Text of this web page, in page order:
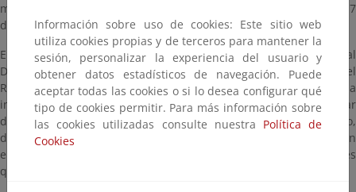
marítimo-terrestre mediante deslinde aprobado por O.M. de 17
de julio de 2007 (Expediente CNC12/25/36/0001).
En cumplimiento de lo dispuesto en el artículo 152 del Real
Decreto 876/2014, de 10 de octubre, por el que se aprueba el
Reglamento General de Costas, se somete el expediente iniciado a
información pública por plazo de veinte (20) días hábiles, a contar
desde el día siguiente a la fecha de publicación de este anuncio,
durante el cual podrá examinarse la documentación existente en
el mismo y, en su caso, presentar las alegaciones y observaciones
que se estimen.
Información sobre uso de cookies: Este sitio web
utiliza cookies propias y de terceros para mantener la
sesión, personalizar la experiencia del usuario y
obtener datos estadísticos de navegación. Puede
aceptar todas las cookies o si lo desea configurar qué
tipo de cookies permitir. Para más información sobre
las cookies utilizadas consulte nuestra Política de
Cookies